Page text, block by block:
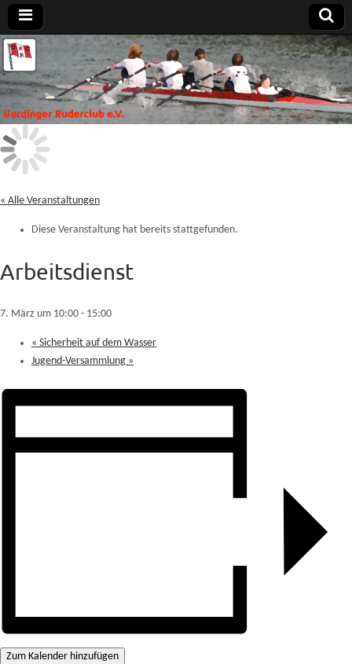
Uerdinger
Ruderclub
e.V.
Rudern in
Krefeld-
Uerdingen
« Alle Veranstaltungen
Diese Veranstaltung hat bereits stattgefunden.
Arbeitsdienst
7. März um 10:00 - 15:00
« Sicherheit auf dem Wasser
Jugend-Versammlung »
Zum Kalender hinzufügen